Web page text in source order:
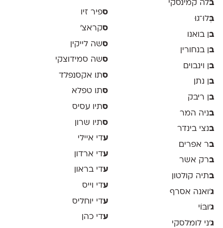
בלה קמינסקי
בְּלוּ־גוּ
בן בואנו
בן בנחורין
בן וינבוים
בן נתן
בן ריבק
בניה המר
בנצי בינדר
בר אפרים
ברק אשר
בתיה קולטון
ג'ואנה אסרף
ג'וּבּוֹי
ג׳ני לומלסקי
ספיר זיו
סקראצ׳
סשה לייקין
סשה סמידוצקי
סתו אקסנפלד
סתו טפלא
סתיו עסיס
סתיו שרון
עדי איילי
עדי ארדון
עדי בראון
עדי וייס
עדי יוחליס
עדי כהן